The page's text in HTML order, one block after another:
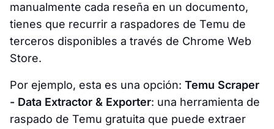
manualmente cada reseña en un documento,
tienes que recurrir a raspadores de Temu de
terceros disponibles a través de Chrome Web
Store.
Por ejemplo, esta es una opción: Temu Scraper
- Data Extractor & Exporter: una herramienta de
raspado de Temu gratuita que puede extraer